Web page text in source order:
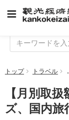
トップ トラベル
【月別取
ズ、国内旅